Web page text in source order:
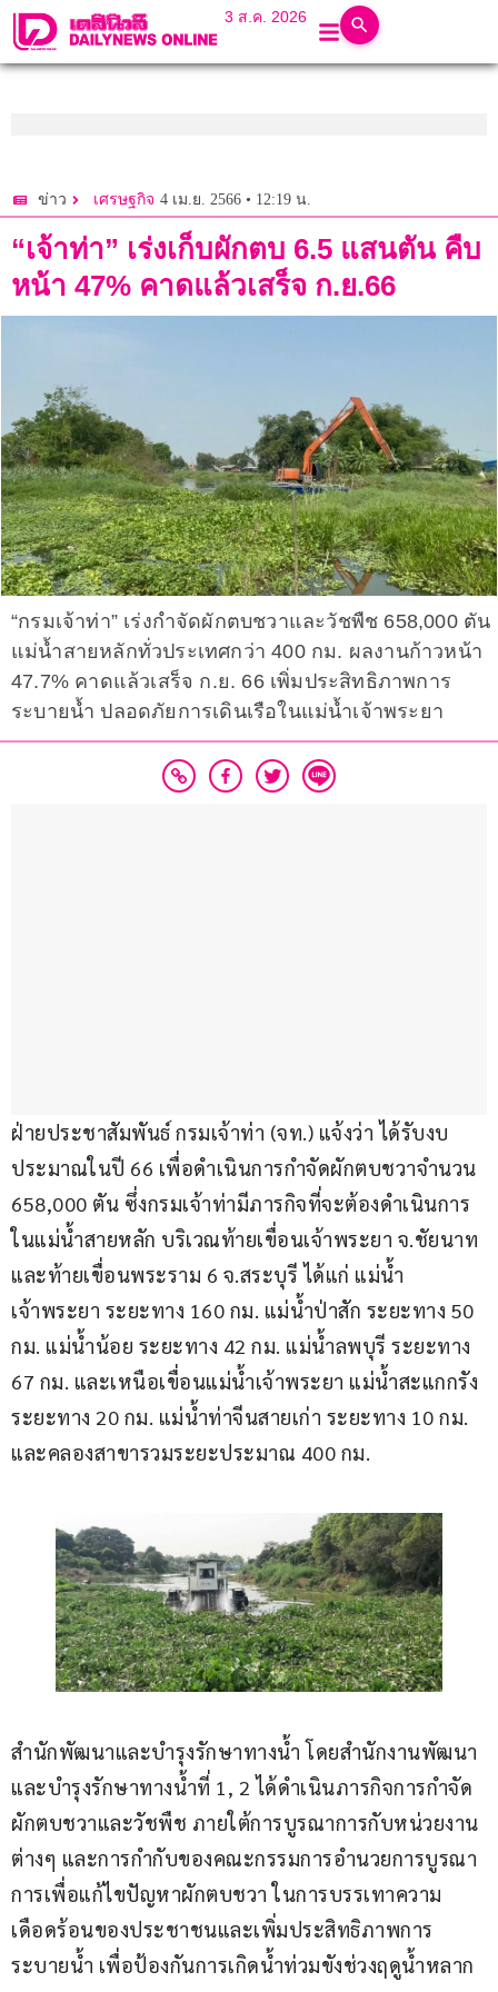
3 ส.ค. 2026
ข่าว เศรษฐกิจ 4 เม.ย. 2566 • 12:19 น.
“เจ้าท่า” เร่งเก็บผักตบ 6.5 แสนตัน คืบ
หน้า 47% คาดแล้วเสร็จ ก.ย.66
“กรมเจ้าท่า” เร่งกำจัดผักตบชวาและวัชพืช 658,000 ตัน
แม่น้ำสายหลักทั่วประเทศกว่า 400 กม. ผลงานก้าวหน้า
47.7% คาดแล้วเสร็จ ก.ย. 66 เพิ่มประสิทธิภาพการ
ระบายน้ำ ปลอดภัยการเดินเรือในแม่น้ำเจ้าพระยา
ฝ่ายประชาสัมพันธ์ กรมเจ้าท่า (จท.) แจ้งว่า ได้รับงบ
ประมาณในปี 66 เพื่อดำเนินการกำจัดผักตบชวาจำนวน
658,000 ตัน ซึ่งกรมเจ้าท่ามีภารกิจที่จะต้องดำเนินการ
ในแม่น้ำสายหลัก บริเวณท้ายเขื่อนเจ้าพระยา จ.ชัยนาท
และท้ายเขื่อนพระราม 6 จ.สระบุรี ได้แก่ แม่น้ำ
เจ้าพระยา ระยะทาง 160 กม. แม่น้ำป่าสัก ระยะทาง 50
กม. แม่น้ำน้อย ระยะทาง 42 กม. แม่น้ำลพบุรี ระยะทาง
67 กม. และเหนือเขื่อนแม่น้ำเจ้าพระยา แม่น้ำสะแกกรัง
ระยะทาง 20 กม. แม่น้ำท่าจีนสายเก่า ระยะทาง 10 กม.
และคลองสาขารวมระยะประมาณ 400 กม.
สำนักพัฒนาและบำรุงรักษาทางน้ำ โดยสำนักงานพัฒนา
และบำรุงรักษาทางน้ำที่ 1, 2 ได้ดำเนินภารกิจการกำจัด
ผักตบชวาและวัชพืช ภายใต้การบูรณาการกับหน่วยงาน
ต่างๆ และการกำกับของคณะกรรมการอำนวยการบูรณา
การเพื่อแก้ไขปัญหาผักตบชวา ในการบรรเทาความ
เดือดร้อนของประชาชนและเพิ่มประสิทธิภาพการ
ระบายน้ำ เพื่อป้องกันการเกิดน้ำท่วมขังช่วงฤดูน้ำหลาก